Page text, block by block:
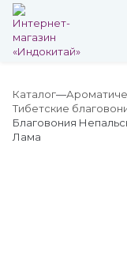
Каталог
Тибетские
Благовония
Лама